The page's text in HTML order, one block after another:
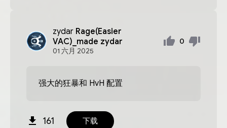
zydar Rage(Easier
VAC)_made zydar
01 六月 2025
0
强大的狂暴和 HvH 配置
161 下载